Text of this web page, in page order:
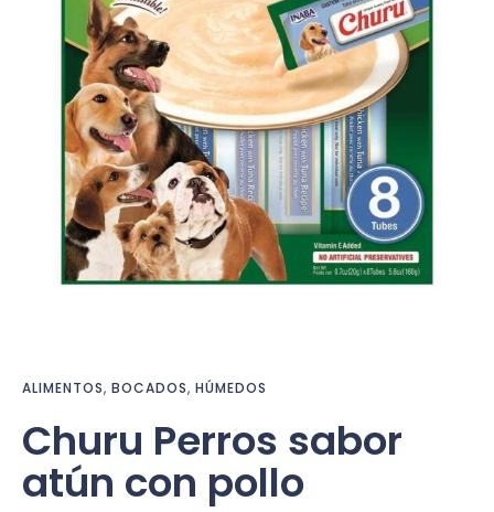
ALIMENTOS, BOCADOS, HÚMEDOS
Churu Perros sabor
atún con pollo